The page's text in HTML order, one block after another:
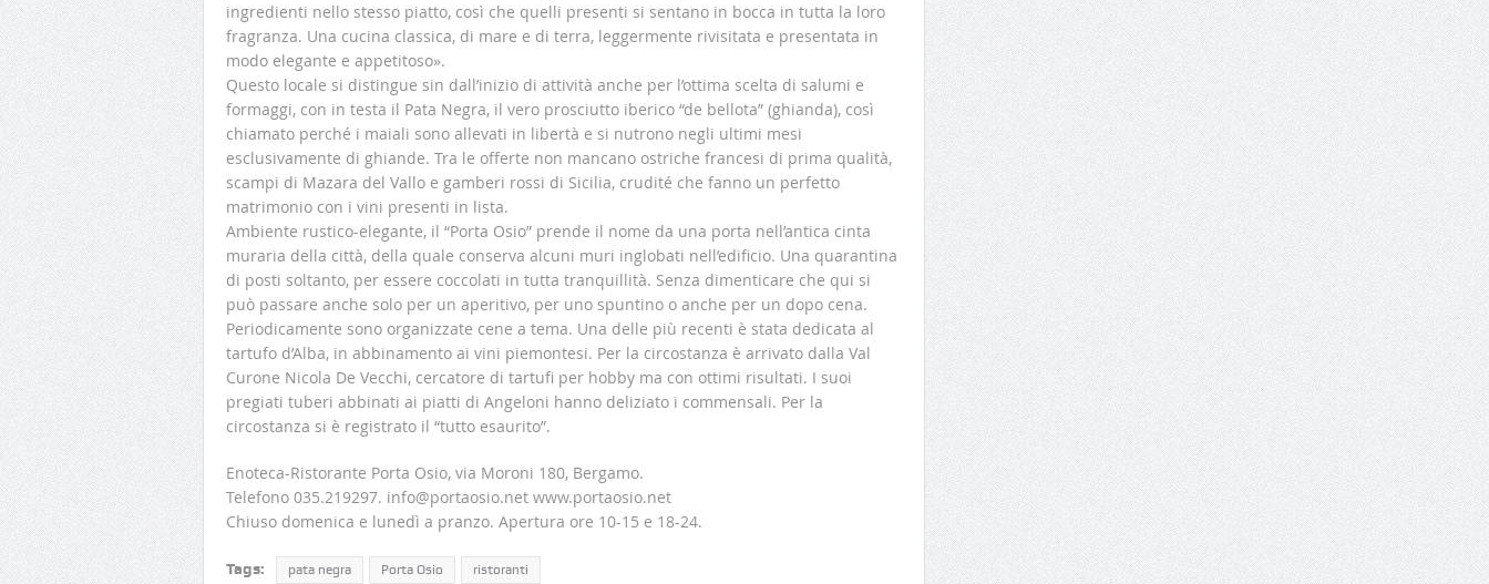
ingredienti nello stesso piatto, così che quelli presenti si sentano in bocca in tutta la loro
fragranza. Una cucina classica, di mare e di terra, leggermente rivisitata e presentata in
modo elegante e appetitoso».
Questo locale si distingue sin dall’inizio di attività anche per l’ottima scelta di salumi e
formaggi, con in testa il Pata Negra, il vero prosciutto iberico “de bellota” (ghianda), così
chiamato perché i maiali sono allevati in libertà e si nutrono negli ultimi mesi
esclusivamente di ghiande. Tra le offerte non mancano ostriche francesi di prima qualità,
scampi di Mazara del Vallo e gamberi rossi di Sicilia, crudité che fanno un perfetto
matrimonio con i vini presenti in lista.
Ambiente rustico-elegante, il “Porta Osio” prende il nome da una porta nell’antica cinta
muraria della città, della quale conserva alcuni muri inglobati nell’edificio. Una quarantina
di posti soltanto, per essere coccolati in tutta tranquillità. Senza dimenticare che qui si
può passare anche solo per un aperitivo, per uno spuntino o anche per un dopo cena.
Periodicamente sono organizzate cene a tema. Una delle più recenti è stata dedicata al
tartufo d’Alba, in abbinamento ai vini piemontesi. Per la circostanza è arrivato dalla Val
Curone Nicola De Vecchi, cercatore di tartufi per hobby ma con ottimi risultati. I suoi
pregiati tuberi abbinati ai piatti di Angeloni hanno deliziato i commensali. Per la
circostanza si è registrato il “tutto esaurito”.
Enoteca-Ristorante Porta Osio, via Moroni 180, Bergamo.
Telefono 035.219297. info@portaosio.net www.portaosio.net
Chiuso domenica e lunedì a pranzo. Apertura ore 10-15 e 18-24.
Tags: pata negra Porta Osio ristoranti